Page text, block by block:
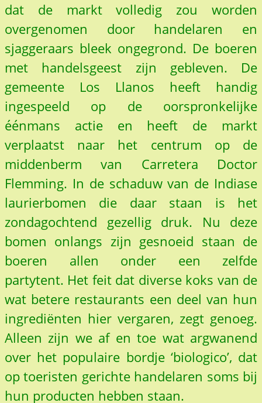
dat de markt volledig zou worden
overgenomen door handelaren en
sjaggeraars bleek ongegrond. De boeren
met handelsgeest zijn gebleven. De
gemeente Los Llanos heeft handig
ingespeeld op de oorspronkelijke
éénmans actie en heeft de markt
verplaatst naar het centrum op de
middenberm van Carretera Doctor
Flemming. In de schaduw van de Indiase
laurierbomen die daar staan is het
zondagochtend gezellig druk. Nu deze
bomen onlangs zijn gesnoeid staan de
boeren allen onder een zelfde
partytent. Het feit dat diverse koks van de
wat betere restaurants een deel van hun
ingrediënten hier vergaren, zegt genoeg.
Alleen zijn we af en toe wat argwanend
over het populaire bordje ‘biologico’, dat
op toeristen gerichte handelaren soms bij
hun producten hebben staan.